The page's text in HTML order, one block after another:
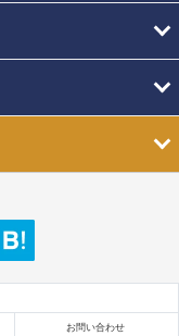
お問い合わせ